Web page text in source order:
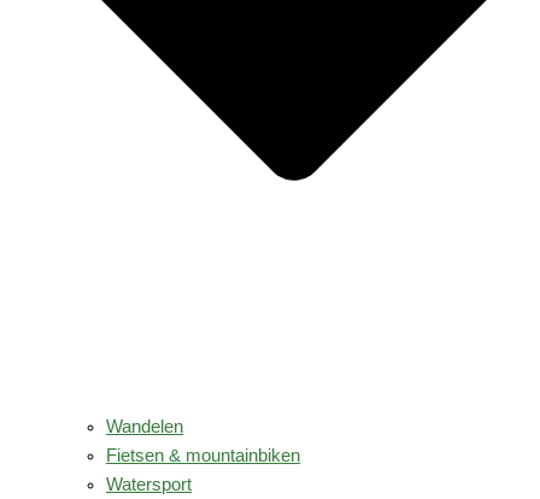
Wandelen
Fietsen & mountainbiken
Watersport